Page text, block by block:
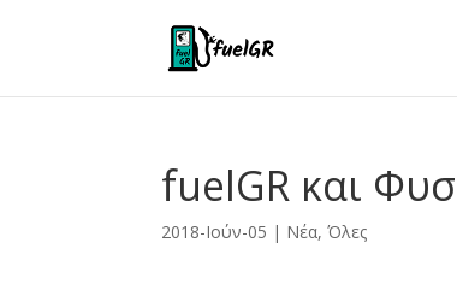
fuelGR και
2018-Ιούν-05 | Νέα,Όλες